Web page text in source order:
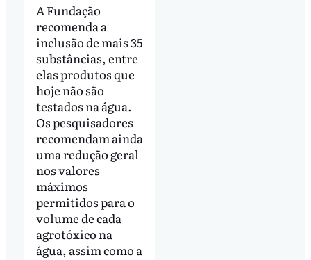
A Fundação
recomenda a
inclusão de mais 35
substâncias, entre
elas produtos que
hoje não são
testados na água.
Os pesquisadores
recomendam ainda
uma redução geral
nos valores
máximos
permitidos para o
volume de cada
agrotóxico na
água, assim como a